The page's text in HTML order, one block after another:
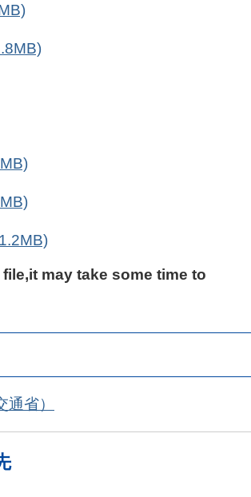
may take some time to
省）